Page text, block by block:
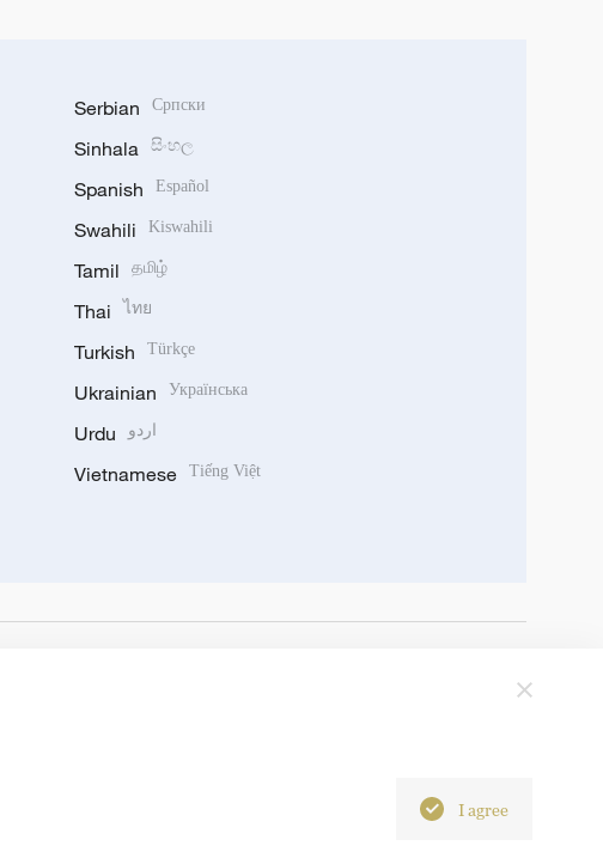
Serbian Српски
Sinhala සිංහල
Spanish Español
Swahili Kiswahili
Tamil தமிழ்
Thai ไทย
Turkish Türkçe
Ukrainian Українська
Urdu اردو
Vietnamese Tiếng Việt
I agree